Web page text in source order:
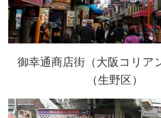
御幸通商店街（大阪コリア
（生野区）